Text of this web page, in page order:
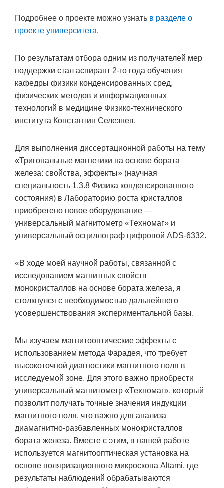
Подробнее о проекте можно узнать в разделе о
проекте университета.
По результатам отбора одним из получателей мер
поддержки стал аспирант 2-го года обучения
кафедры физики конденсированных сред,
физических методов и информационных
технологий в медицине Физико-технического
института Константин Селезнев.
Для выполнения диссертационной работы на тему
«Тригональные магнетики на основе бората
железа: свойства, эффекты» (научная
специальность 1.3.8 Физика конденсированного
состояния) в Лабораторию роста кристаллов
приобретено новое оборудование —
универсальный магнитометр «Техномаг» и
универсальный осциллограф цифровой ADS-6332.
«В ходе моей научной работы, связанной с
исследованием магнитных свойств
монокристаллов на основе бората железа, я
столкнулся с необходимостью дальнейшего
усовершенствования экспериментальной базы.
Мы изучаем магнитооптические эффекты с
использованием метода Фарадея, что требует
высокоточной диагностики магнитного поля в
исследуемой зоне. Для этого важно приобрести
универсальный магнитометр «Техномаг», который
позволит получать точные значения индукции
магнитного поля, что важно для анализа
диамагнитно-разбавленных монокристаллов
бората железа. Вместе с этим, в нашей работе
используется магнитооптическая установка на
основе поляризационного микроскопа Altami, где
результаты наблюдений обрабатываются